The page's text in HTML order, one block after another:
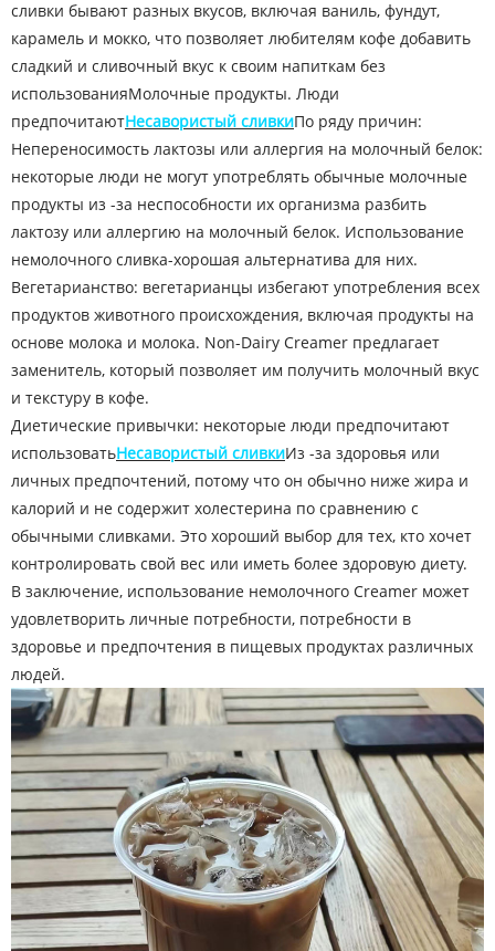
сливки бывают разных вкусов, включая ваниль, фундут,
карамель и мокко, что позволяет любителям кофе добавить
сладкий и сливочный вкус к своим напиткам без
использованияМолочные продукты. Люди
предпочитаютНесавористый сливкиПо ряду причин:
Непереносимость лактозы или аллергия на молочный белок:
некоторые люди не могут употреблять обычные молочные
продукты из -за неспособности их организма разбить
лактозу или аллергию на молочный белок. Использование
немолочного сливка-хорошая альтернатива для них.
Вегетарианство: вегетарианцы избегают употребления всех
продуктов животного происхождения, включая продукты на
основе молока и молока. Non-Dairy Creamer предлагает
заменитель, который позволяет им получить молочный вкус
и текстуру в кофе.
Диетические привычки: некоторые люди предпочитают
использоватьНесавористый сливкиИз -за здоровья или
личных предпочтений, потому что он обычно ниже жира и
калорий и не содержит холестерина по сравнению с
обычными сливками. Это хороший выбор для тех, кто хочет
контролировать свой вес или иметь более здоровую диету.
В заключение, использование немолочного Creamer может
удовлетворить личные потребности, потребности в
здоровье и предпочтения в пищевых продуктах различных
людей.